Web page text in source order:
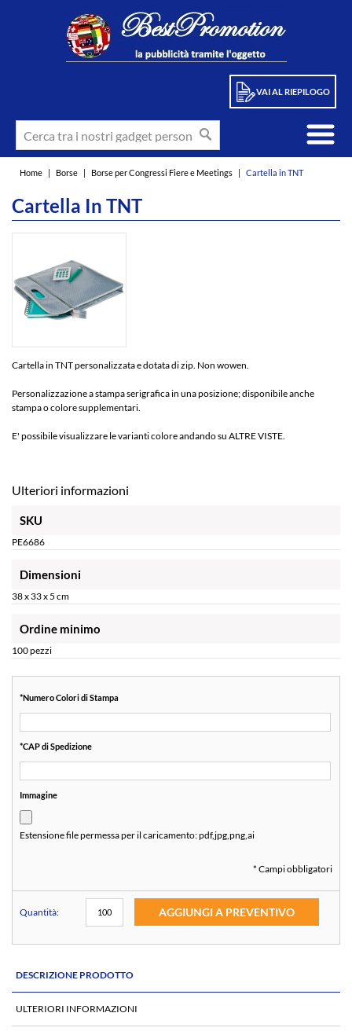
VAI AL RIEPILOGO
Home | Borse | Borse per Congressi Fiere e Meetings | Cartella in TNT
Cartella In TNT
Cartella in TNT personalizzata e dotata di zip. Non wowen.
Personalizzazione a stampa serigrafica in una posizione; disponibile anche
stampa o colore supplementari.
E' possibile visualizzare le varianti colore andando su ALTRE VISTE.
Ulteriori informazioni
SKU
PE6686
Dimensioni
38 x 33 x 5 cm
Ordine minimo
100 pezzi
*Numero Colori di Stampa
*CAP di Spedizione
Immagine
Estensione file permessa per il caricamento:pdf,jpg,png,ai
* Campi obbligatori
Quantità: AGGIUNGI A PREVENTIVO
DESCRIZIONE PRODOTTO
ULTERIORI INFORMAZIONI